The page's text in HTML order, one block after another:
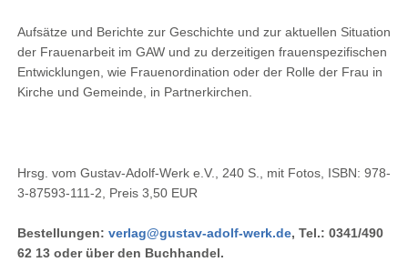
Aufsätze und Berichte zur Geschichte und zur aktuellen Situation
der Frauenarbeit im GAW und zu derzeitigen frauenspezifischen
Entwicklungen, wie Frauenordination oder der Rolle der Frau in
Kirche und Gemeinde, in Partnerkirchen.
Hrsg. vom Gustav-Adolf-Werk e.V., 240 S., mit Fotos, ISBN: 978-
3-87593-111-2, Preis 3,50 EUR
Bestellungen: verlag@gustav-adolf-werk.de, Tel.: 0341/490
62 13 oder über den Buchhandel.